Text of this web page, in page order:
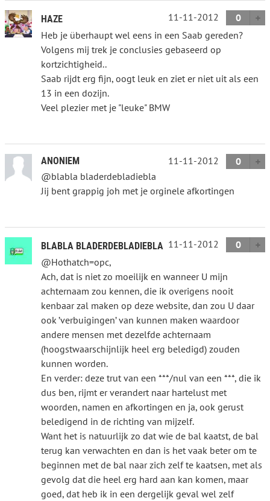
HAZE 11-11-2012
0
Heb je überhaupt wel eens in een Saab gereden?
Volgens mij trek je conclusies gebaseerd op
kortzichtigheid..
Saab rijdt erg fijn, oogt leuk en ziet er niet uit als een
13 in een dozijn.
Veel plezier met je "leuke" BMW
ANONIEM 11-11-2012
0
@blabla bladerdebladiebla
Jij bent grappig joh met je orginele afkortingen
BLABLA BLADERDEBLADIEBLA 11-11-2012
0
@Hothatch=opc,
Ach, dat is niet zo moeilijk en wanneer U mijn
achternaam zou kennen, die ik overigens nooit
kenbaar zal maken op deze website, dan zou U daar
ook ’verbuigingen’ van kunnen maken waardoor
andere mensen met dezelfde achternaam
(hoogstwaarschijnlijk heel erg beledigd) zouden
kunnen worden.
En verder: deze trut van een ***/nul van een ***, die ik
dus ben, rijmt er verandert naar hartelust met
woorden, namen en afkortingen en ja, ook gerust
beledigend in de richting van mijzelf.
Want het is natuurlijk zo dat wie de bal kaatst, de bal
terug kan verwachten en dan is het vaak beter om te
beginnen met de bal naar zich zelf te kaatsen, met als
gevolg dat die heel erg hard aan kan komen, maar
goed, dat heb ik in een dergelijk geval wel zelf